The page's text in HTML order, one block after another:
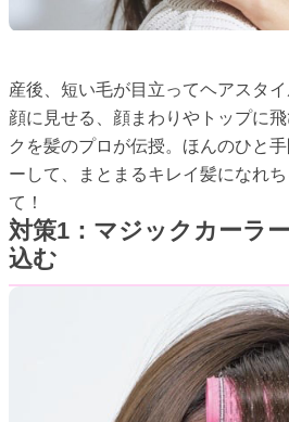
産後、短い毛が目立ってヘアスタ
顔に見せる、顔まわりやトップに
クを髪のプロが伝授。ほんのひと
ーして、まとまるキレイ髪になれ
て！
対策1：マジックカーラ
込む